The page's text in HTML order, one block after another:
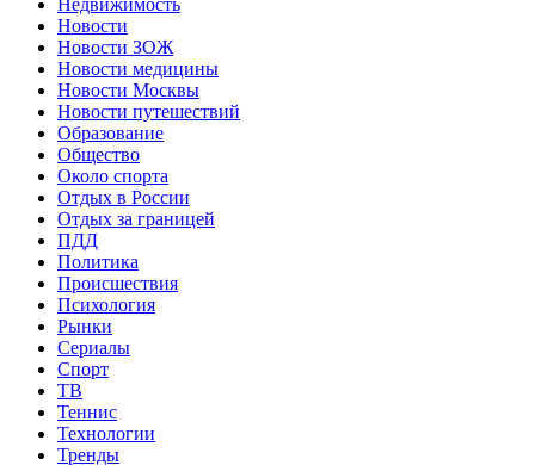
Новости
Новости ЗОЖ
Новости медицины
Новости Москвы
Новости путешествий
Образование
Общество
Около спорта
Отдых в России
Отдых за границей
ПДД
Политика
Происшествия
Психология
Рынки
Сериалы
Спорт
ТВ
Теннис
Технологии
Тренды